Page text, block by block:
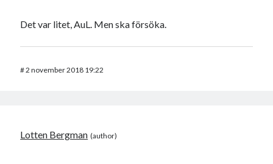
Det var litet, AuL. Men ska försöka.
#2 november 2018 19:22
Lotten Bergman